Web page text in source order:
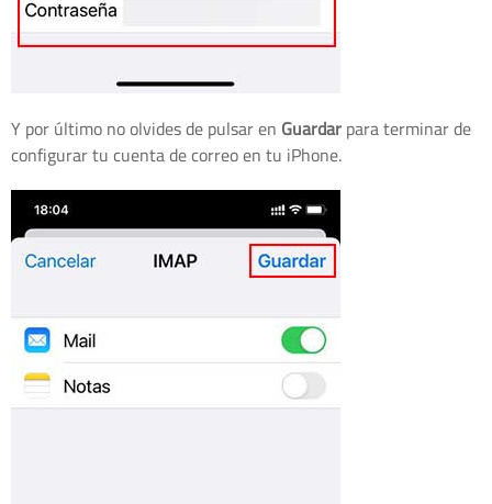
Y por último no olvides de pulsar en Guardarpara terminar de
configurar tu cuenta de correo en tu iPhone.